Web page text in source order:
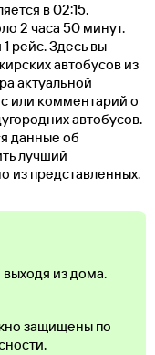
в 02:15.
2 часа 50 минут.
рейс. Здесь вы
автобусов из
актуальной
или комментарий о
автобусов.
данные об
лучший
из представленных.
выходя из дома.
защищены по